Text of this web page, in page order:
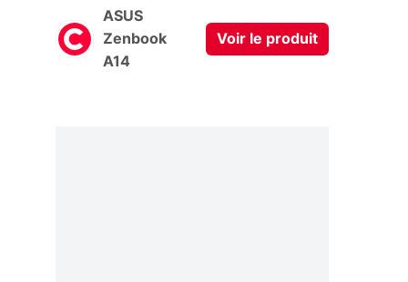
ASUS
Zenbook
A14
Voir le produit